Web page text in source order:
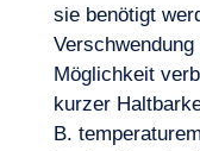
sie benötigt
Möglichkeit
kurzer
B.